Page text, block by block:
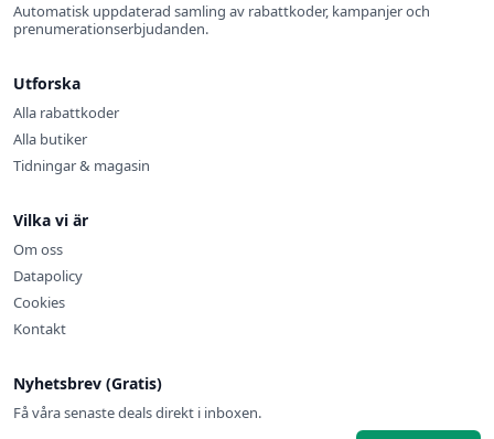
Automatisk uppdaterad samling av rabattkoder, kampanjer och
prenumerationserbjudanden.
Utforska
Alla rabattkoder
Alla butiker
Tidningar & magasin
Vilka vi är
Om oss
Datapolicy
Cookies
Kontakt
Nyhetsbrev (Gratis)
Få våra senaste deals direkt i inboxen.